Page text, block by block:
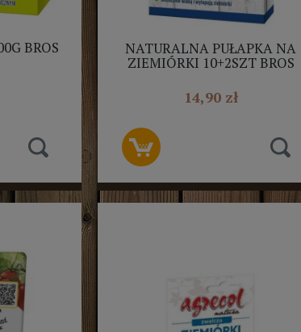
BROS NATURALNA PUŁAPKA NA
ZIEMIÓRKI 10+2SZT BROS
14,90 zł